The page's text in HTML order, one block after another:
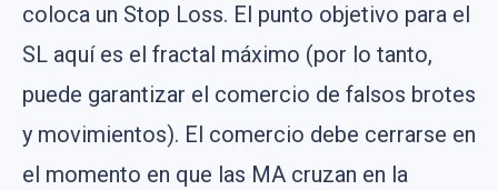
coloca un Stop Loss. El punto objetivo para el
SL aquí es el fractal máximo (por lo tanto,
puede garantizar el comercio de falsos brotes
y movimientos). El comercio debe cerrarse en
el momento en que las MA cruzan en la